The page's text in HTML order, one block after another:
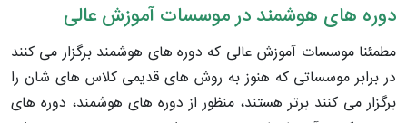
دوره های هوشمند در موسسات آموزش عالی
مطمئنا موسسات آموزش عالی که دوره های هوشمند برگزار می کنند
در برابر موسساتی که هنوز به روش های قدیمی کلاس های شان را
برگزار می کنند برتر هستند، منظور از دوره های هوشمند، دوره های